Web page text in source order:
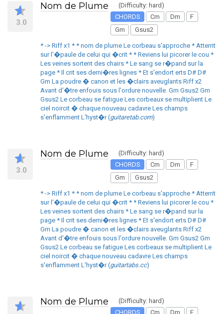
3.0
Nom de Plume
(Difficulty: hard)
CHORDS
Cm Dm
F
Gm
Gsus2
* -> Riff x1 * * nom de plume Le corbeau s'approche * Atterrit
sur l'�paule de celui qui �crit * * Reviens lui picorer le cou *
Les veines sortent des chairs * Le sang se r�pand sur la
page * Il crit ses derni�res lignes * Et s'endort erts D# D#
Gm La poudre � canon et les �clairs aveuglants Riff x2
Avant d'�tre enfouis sous l'ordure nouvelle. Gm Gsus2 Gm
Gsus2 Le corbeau se fatigue Les corbeaux se multiplient Le
ciel noircit � chaque nouveau cadavre Les champs
s'enflamment L'hyst�r (guitaretab.com)
3.0
Nom de Plume
(Difficulty: hard)
CHORDS
Cm Dm
F
Gm
Gsus2
* -> Riff x1 * * nom de plume Le corbeau s'approche * Atterrit
sur l'�paule de celui qui �crit * * Reviens lui picorer le cou *
Les veines sortent des chairs * Le sang se r�pand sur la
page * Il crit ses derni�res lignes * Et s'endort erts D# D#
Gm La poudre � canon et les �clairs aveuglants Riff x2
Avant d'�tre enfouis sous l'ordure nouvelle. Gm Gsus2 Gm
Gsus2 Le corbeau se fatigue Les corbeaux se multiplient Le
ciel noircit � chaque nouveau cadavre Les champs
s'enflamment L'hyst�r (guitartabs.cc)
Nom de Plume
(Difficulty: hard)
CHORDS
Cm Dm
F